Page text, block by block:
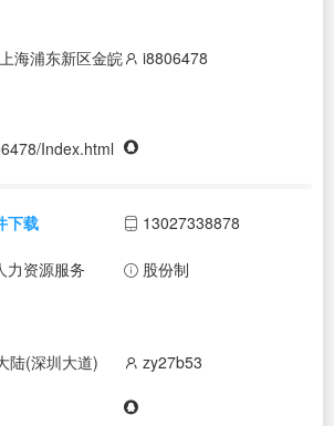
海浦东新区金皖 i8806478
Index.html
下载 13027338878
力资源服务 股份制
陆(深圳大道) zy27b53